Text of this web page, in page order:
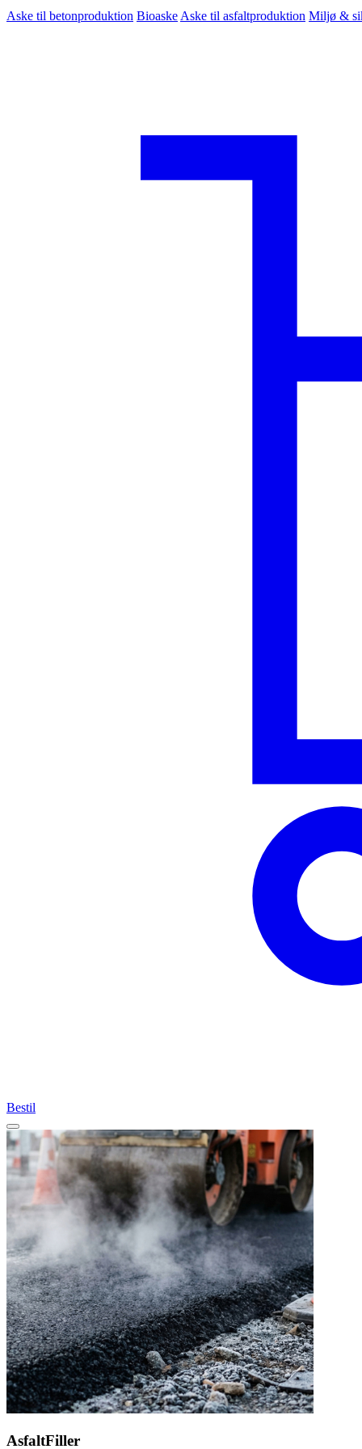
Aske til betonproduktion Bioaske Aske til asfaltproduktion Miljø &
Bestil
AsfaltFiller